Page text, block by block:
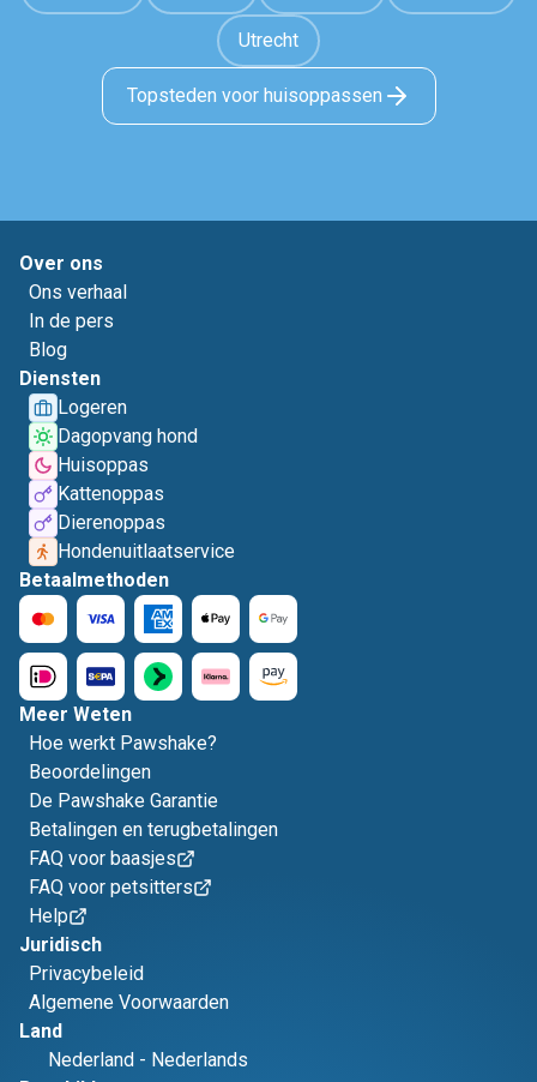
Utrecht
Topsteden voor huisoppassen
Over ons
Ons verhaal
In de pers
Blog
Diensten
Logeren
Dagopvang hond
Huisoppas
Kattenoppas
Dierenoppas
Hondenuitlaatservice
Betaalmethoden
Meer Weten
Hoe werkt Pawshake?
Beoordelingen
De Pawshake Garantie
Betalingen en terugbetalingen
FAQ voor baasjes
FAQ voor petsitters
Help
Juridisch
Privacybeleid
Algemene Voorwaarden
Land
Nederland - Nederlands